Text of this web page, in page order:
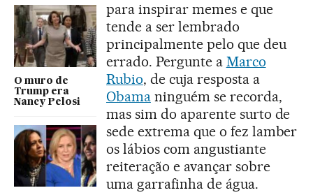
O muro de
Trump era
Nancy Pelosi
para inspirar memes e que
tende a ser lembrado
principalmente pelo que deu
errado. Pergunte a Marco
Rubio, de cuja resposta a
Obamaninguém se recorda,
mas sim do aparente surto de
sede extrema que o fez lamber
os lábios com angustiante
reiteração e avançar sobre
uma garrafinha de água.